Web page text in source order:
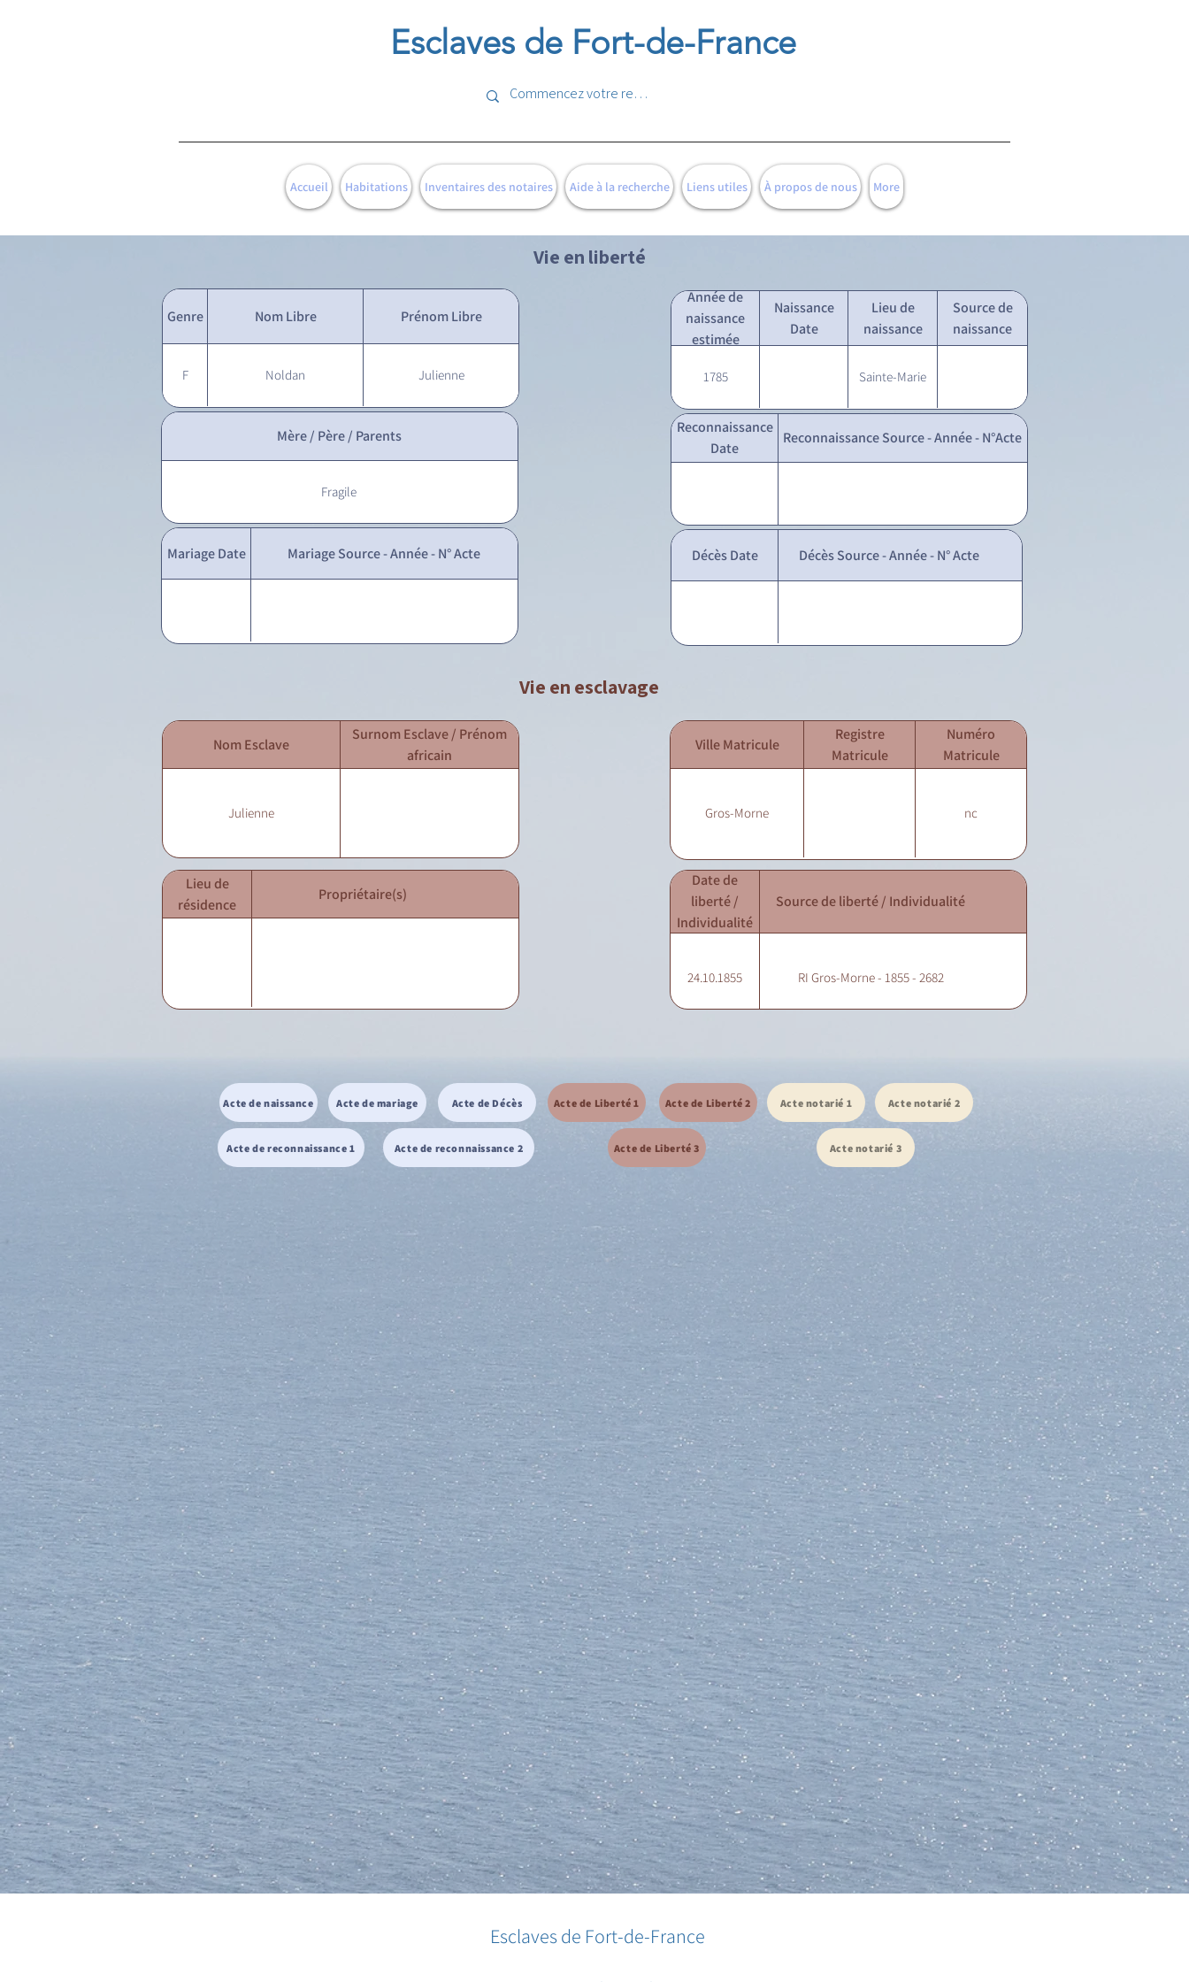
Esclaves de Fort-de-France
Accueil Habitations Inventaires des notaires Aide à la recherche Liens utiles À propos de nous More
Vie en liberté
Genre Nom Libre Prénom Libre
F Noldan Julienne
Année de
naissance
estimée
Naissance
Date
Lieu de
naissance
Source de
naissance
1785 Sainte-Marie
Mère / Père / Parents
Fragile
Mariage Date Mariage Source - Année - N° Acte
Reconnaissance
Date
Reconnaissance Source - Année - N°Acte
Décès Date Décès Source - Année - N° Acte
Vie en esclavage
Nom Esclave
Surnom Esclave / Prénom
africain
Julienne
Ville Matricule
Registre
Matricule
Numéro
Matricule
Gros-Morne nc
Lieu de
résidence
Propriétaire(s)
Date de
liberté /
Individualité
Source de liberté / Individualité
24.10.1855 RI Gros-Morne - 1855 - 2682
Acte de naissance Acte de mariage Acte de Décès
Acte de reconnaissance 1 Acte de reconnaissance 2
Acte de Liberté 1 Acte de Liberté 2
Acte de Liberté 3
Acte notarié 1 Acte notarié 2
Acte notarié 3
Esclaves de Fort-de-France